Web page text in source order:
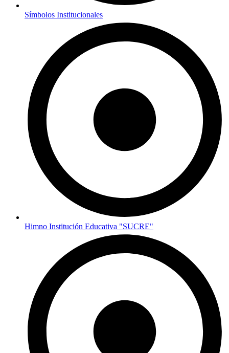
Símbolos Institucionales
Himno Institución Educativa "SUCRE"